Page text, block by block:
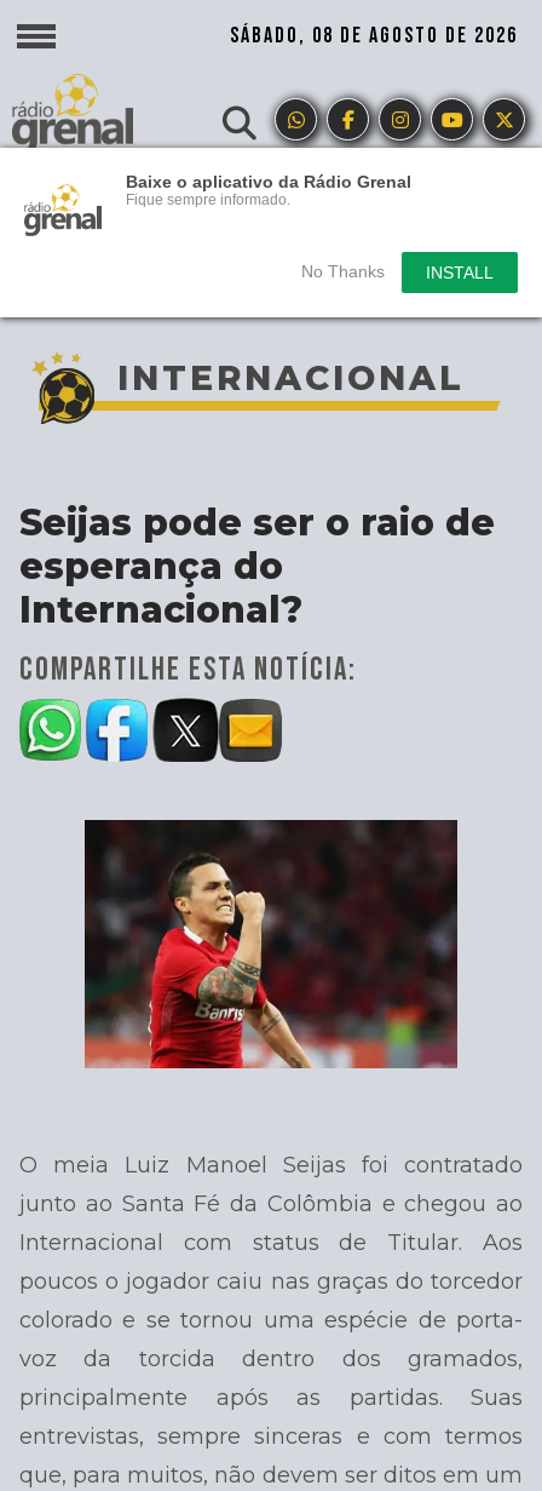
Baixe o aplicativo da Rádio Grenal
Fique sempre informado.
No Thanks INSTALL
SÁBADO, 08 DE AGOSTO DE 2026
INTERNACIONAL
Seijas pode ser o raio de
esperança do
Internacional?
COMPARTILHE ESTA NOTÍCIA:
O meia Luiz Manoel Seijas foi contratado
junto ao Santa Fé da Colômbia e chegou ao
Internacional com status de Titular. Aos
poucos o jogador caiu nas graças do torcedor
colorado e se tornou uma espécie de porta-
voz da torcida dentro dos gramados,
principalmente após as partidas. Suas
entrevistas, sempre sinceras e com termos
que, para muitos, não devem ser ditos em um